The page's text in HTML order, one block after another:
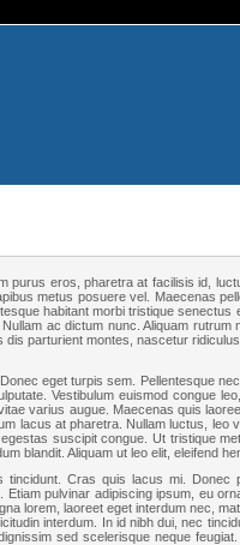
purus eros, pharetra at facilisis id,
metus posuere vel. Maecenas
habitant morbi tristique senectus
ac dictum nunc. Aliquam rutrum
parturient montes, nascetur
eget turpis sem. Pellentesque
Vestibulum euismod congue
varius augue. Maecenas quis
lacus at pharetra. Nullam luctus, leo
suscipit congue. Ut tristique
blandit. Aliquam ut leo elit, eleifend
Cras quis lacus mi. Donec
pulvinar adipiscing ipsum, eu
lorem, laoreet eget interdum nec,
interdum. In id nibh dui, nec
sed scelerisque neque